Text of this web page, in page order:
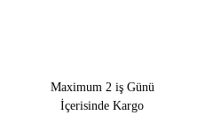
Maximum 2 iş Günü
İçerisinde Kargo